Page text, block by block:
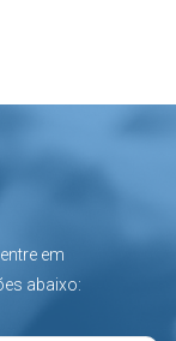
em
abaixo: